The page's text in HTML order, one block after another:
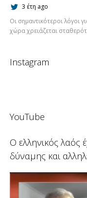
3 έτη ago
Οι σημαντικότεροι λόγοι
χώρα χρειάζεται
Instagram
YouTube
Ο ελληνικός λαός
δύναμης και